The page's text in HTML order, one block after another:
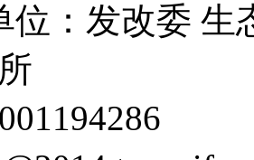
位：发改委 生